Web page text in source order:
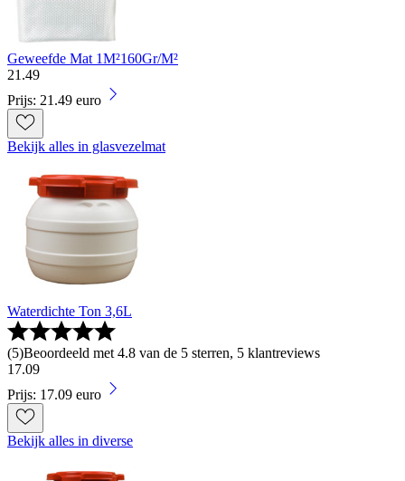
Geweefde Mat 1M²160Gr/M²
21 .49
Prijs: 21.49 euro
Bekijk alles in glasvezelmat
Waterdichte Ton 3,6L
(5)Beoordeeld met 4.8 van de 5 sterren, 5 klantreviews
17.09
Prijs: 17.09 euro
Bekijk alles in diverse